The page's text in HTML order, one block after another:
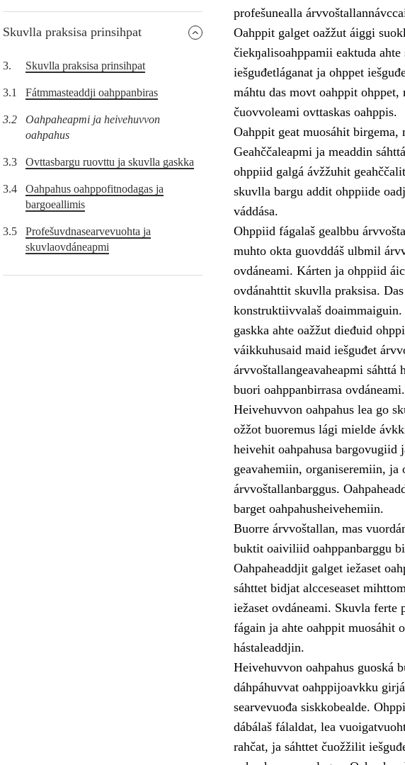
Skuvlla praksisa prinsihpat
3. Skuvlla praksisa prinsihpat
3.1 Fátmmasteaddji oahppanbiras
3.2
Oahpaheapmi ja heivehuvvon
oahpahus
3.3 Ovttasbargu ruovttu ja skuvlla gaskka
3.4
Oahpahus oahppofitnodagas ja
bargoeallimis
3.5
Profešuvdnasearvevuohta ja
skuvlaovdáneapmi
profešunealla
Oahppit galget oažžut áiggi
čiekŋalisoahppamii eaktuda
iešguđetláganat ja ohppet
máhtu das movt oahppit
čuovvoleami ovttaskas oahppis.
Oahppit geat muosáhit
Geahččaleapmi ja meaddin
ohppiid galgá ávžžuhit
skuvlla bargu addit ohppiide
váddása.
Ohppiid fágalaš gealbbu
muhto okta guovddáš ulbmil
ovdáneami. Kárten ja ohppiid
ovdánahttit skuvlla praksisa.
konstruktiivvalaš
gaskka ahte oažžut dieđuid
váikkuhusaid maid iešguđet
árvvoštallangeavaheapmi sáhttá
buori oahppanbirrasa ovdáneami.
Heivehuvvon oahpahus lea go
ožžot buoremus lági mielde
heivehit oahpahusa bargovugiid
geavahemiin, organiseremiin, ja
árvvoštallanbarggus.
barget oahpahusheivehemiin.
Buorre árvvoštallan, mas
buktit oaiviliid oahppanbarggu
Oahpaheaddjit galget iežaset
sáhttet bidjat alcceseaset
iežaset ovdáneami. Skuvla ferte
fágain ja ahte oahppit muosáhit
hástaleaddjin.
Heivehuvvon oahpahus guoská
dáhpáhuvvat oahppijoavkku
searvevuođa siskkobealde.
dábálaš fálaldat, lea
rahčat, ja sáhttet čuožžilit